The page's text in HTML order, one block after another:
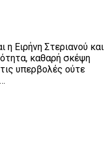
Ειρήνη Στεριανού και
καθαρή σκέψη
υπερβολές ούτε